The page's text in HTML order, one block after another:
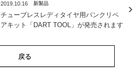
2019.10.16 新製品
チューブレスレディタイヤ用パンクリペ
アキット「DART TOOL」が発売されます
戻る